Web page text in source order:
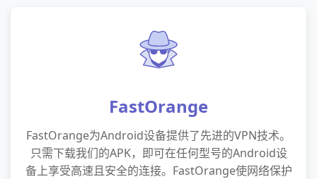
FastOrange
FastOrange为Android设备提供了先进的VPN技术。
只需下载我们的APK，即可在任何型号的Android设
备上享受高速且安全的连接。FastOrange使网络保护